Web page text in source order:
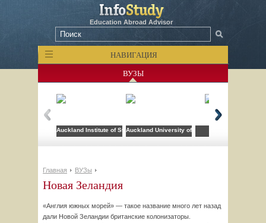
Education Abroad Advisor
НАВИГАЦИЯ
ВУЗЫ
Auckland Institute of StudiesAuckland University of Technology
Главная ВУЗы
Новая Зеландия
«Англия южных морей» — такое название много лет назад
дали Новой Зеландии британские колонизаторы.